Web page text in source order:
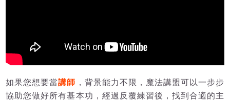
如果您想要當講師 ，背景能力不限，魔法講盟可以一步步
協助您做好所有基本功，經過反覆練習後，找到合適的主